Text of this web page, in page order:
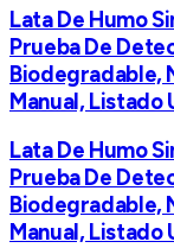
Lata De Humo
Prueba De
Biodegradable,
Manual, Listado
Lata De Humo
Prueba De
Biodegradable,
Manual, Listado